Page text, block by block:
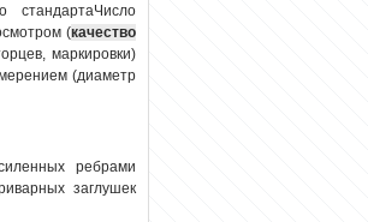
стандартаЧисло
(качество
маркировки)
(диаметр
ребрами
заглушек